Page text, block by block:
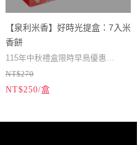
【泉利米香】好時光提盒：7入米
香餅
115年中秋禮盒限時早鳥優惠
115/08/07 - 115/08/27前預訂★同款
禮盒滿10盒贈1盒 滿16盒贈2盒
※產品都可放二個月，建議提早到
貨。
NT$270
NT$250/盒